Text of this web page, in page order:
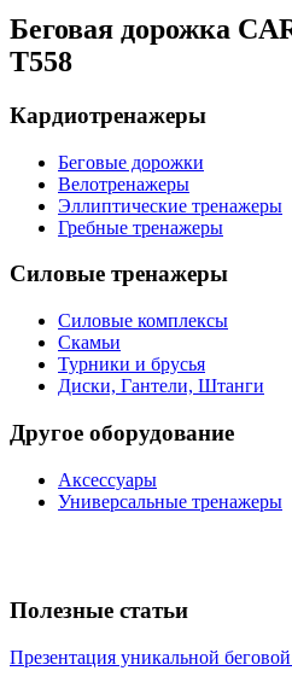
Беговая дорожка
T558
Кардиотренажеры
Беговые дорожки
Велотренажеры
Эллиптические тренажеры
Гребные тренажеры
Силовые тренажеры
Силовые комплексы
Скамьи
Турники и брусья
Диски, Гантели, Штанги
Другое оборудование
Аксессуары
Универсальные тренажеры
Полезные статьи
Презентация уникальной